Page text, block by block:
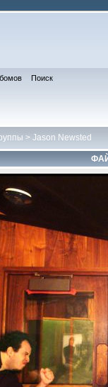
Поиск
> Jason Newsted